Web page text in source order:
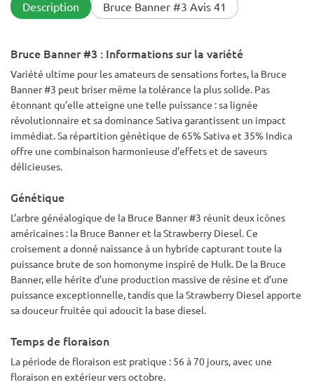
Description Bruce Banner #3 Avis 41
Bruce Banner #3 : Informations sur la variété
Variété ultime pour les amateurs de sensations fortes, la Bruce
Banner #3 peut briser même la tolérance la plus solide. Pas
étonnant qu’elle atteigne une telle puissance : sa lignée
révolutionnaire et sa dominance Sativa garantissent un impact
immédiat. Sa répartition génétique de 65% Sativa et 35% Indica
offre une combinaison harmonieuse d’effets et de saveurs
délicieuses.
Génétique
L’arbre généalogique de la Bruce Banner #3 réunit deux icônes
américaines : la Bruce Banner et la Strawberry Diesel. Ce
croisement a donné naissance à un hybride capturant toute la
puissance brute de son homonyme inspiré de Hulk. De la Bruce
Banner, elle hérite d’une production massive de résine et d’une
puissance exceptionnelle, tandis que la Strawberry Diesel apporte
sa douceur fruitée qui adoucit la base diesel.
Temps de floraison
La période de floraison est pratique : 56 à 70 jours, avec une
floraison en extérieur vers octobre.